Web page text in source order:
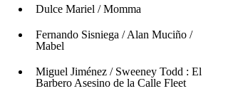
Dulce Mariel / Momma
Fernando Sisniega / Alan Muciño /
Mabel
Miguel Jiménez / Sweeney Todd : El
Barbero Asesino de la Calle Fleet